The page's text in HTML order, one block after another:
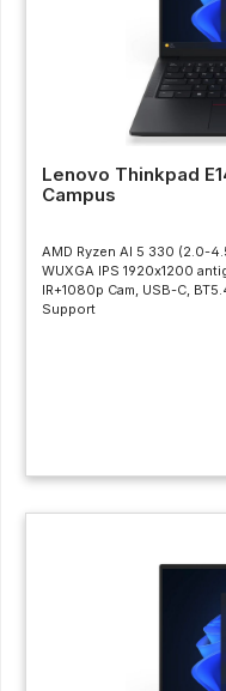
Lenovo Thinkpad
Campus
AMD Ryzen AI 5 330 (2.0-
WUXGA IPS 1920x1200
IR+1080p Cam, USB-C,
Support